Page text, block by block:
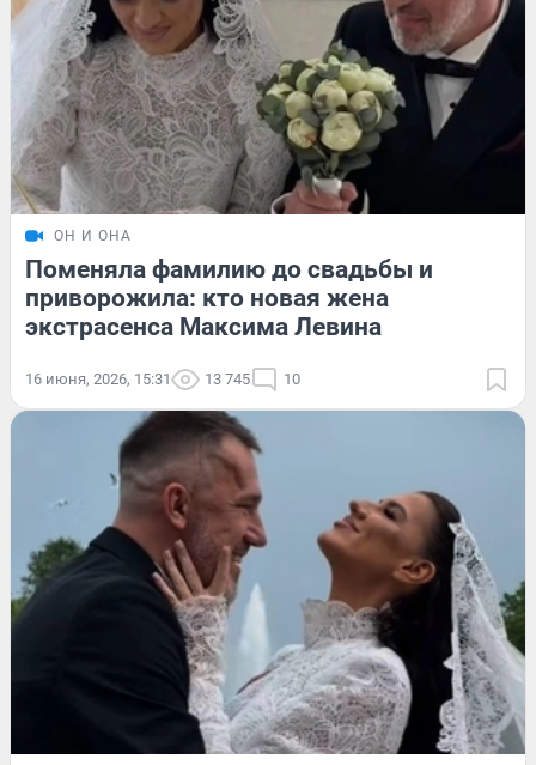
ОН И ОНА
Поменяла фамилию до свадьбы и
приворожила: кто новая жена
экстрасенса Максима Левина
16 июня, 2026, 15:31 13 745 10